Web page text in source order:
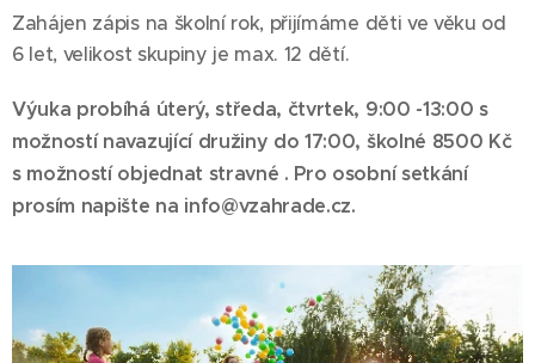
Zahájen zápis na školní rok, přijímáme děti ve věku od
6 let, velikost skupiny je max. 12 dětí.
Výuka probíhá úterý, středa, čtvrtek, 9:00 -13:00 s
možností navazující družiny do 17:00, školné 8500 Kč
s možností objednat stravné . Pro osobní setkání
prosím napište na info@vzahrade.cz.